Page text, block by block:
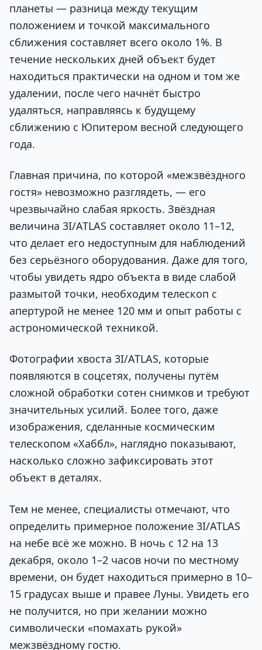
планеты — разница между текущим
положением и точкой максимального
сближения составляет всего около 1%. В
течение нескольких дней объект будет
находиться практически на одном и том же
удалении, после чего начнёт быстро
удаляться, направляясь к будущему
сближению с Юпитером весной следующего
года.
Главная причина, по которой «межзвёздного
гостя» невозможно разглядеть, — его
чрезвычайно слабая яркость. Звёздная
величина 3I/ATLAS составляет около 11–12,
что делает его недоступным для наблюдений
без серьёзного оборудования. Даже для того,
чтобы увидеть ядро объекта в виде слабой
размытой точки, необходим телескоп с
апертурой не менее 120 мм и опыт работы с
астрономической техникой.
Фотографии хвоста 3I/ATLAS, которые
появляются в соцсетях, получены путём
сложной обработки сотен снимков и требуют
значительных усилий. Более того, даже
изображения, сделанные космическим
телескопом «Хаббл», наглядно показывают,
насколько сложно зафиксировать этот
объект в деталях.
Тем не менее, специалисты отмечают, что
определить примерное положение 3I/ATLAS
на небе всё же можно. В ночь с 12 на 13
декабря, около 1–2 часов ночи по местному
времени, он будет находиться примерно в 10–
15 градусах выше и правее Луны. Увидеть его
не получится, но при желании можно
символически «помахать рукой»
межзвёздному гостю.